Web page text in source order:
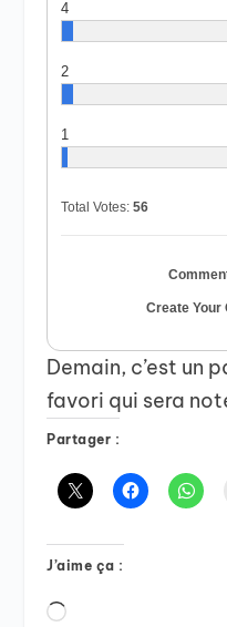
4
2
1
Total Votes:56
Create Your
Demain, c’est un
favori qui sera
Partager :
J’aime ça :
Chargement…